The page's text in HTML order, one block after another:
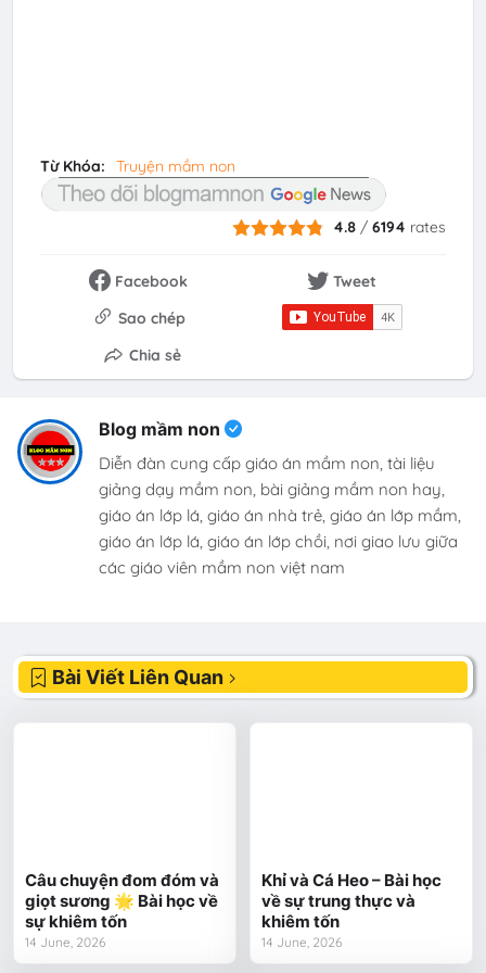
Từ Khóa: Truyện mầm non
4.8 /6194 rates
Facebook
Tweet
Sao chép
Chia sẻ
Blog mầm non
Diễn đàn cung cấp giáo án mầm non, tài liệu
giảng dạy mầm non, bài giảng mầm non hay,
giáo án lớp lá, giáo án nhà trẻ, giáo án lớp mầm,
giáo án lớp lá, giáo án lớp chồi, nơi giao lưu giữa
các giáo viên mầm non việt nam
Bài Viết Liên Quan
Câu chuyện đom đóm và
giọt sương 🌟 Bài học về
sự khiêm tốn
14 June, 2026
Khỉ và Cá Heo – Bài học
về sự trung thực và
khiêm tốn
14 June, 2026